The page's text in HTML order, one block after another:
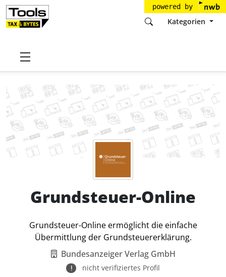
powered by
Kategorien
Startseite
Grundsteuer-Online
Grundsteuer-Online ermöglicht die einfache
Übermittlung der Grundsteuererklärung.
Bundesanzeiger Verlag GmbH
nicht verifiziertes Profil